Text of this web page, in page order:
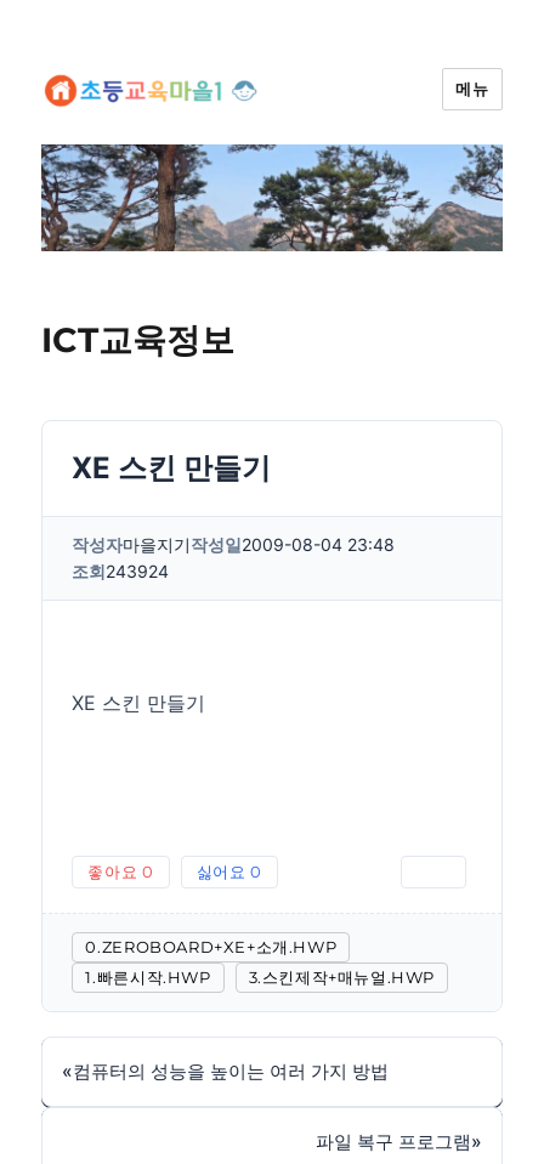
메뉴
ICT교육정보
XE 스킨 만들기
작성자마을지기작성일2009-08-04 23:48
조회243924
XE 스킨 만들기
좋아요 0 싫어요 0
0.ZEROBOARD+XE+소개.HWP
1.빠른시작.HWP
3.스킨제작+매뉴얼.HWP
«컴퓨터의 성능을 높이는 여러 가지 방법
파일 복구 프로그램»